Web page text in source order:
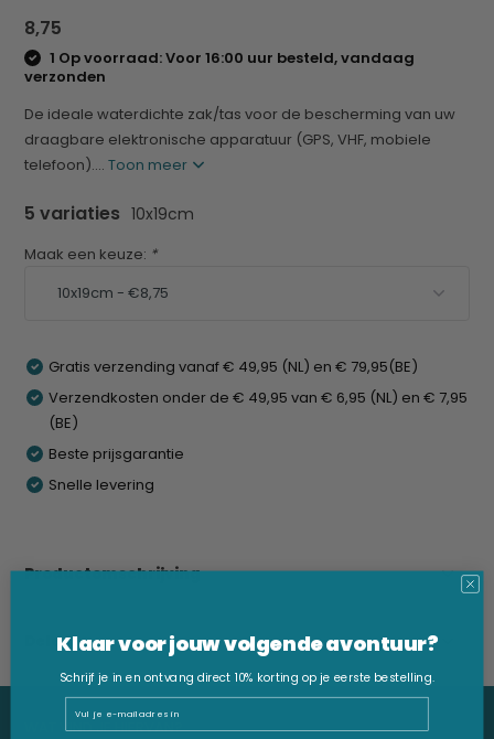
8,75
1 Op voorraad: Voor 16:00 uur besteld, vandaag
verzonden
De ideale waterdichte zak/tas voor de bescherming van uw
draagbare elektronische apparatuur (GPS, VHF, mobiele
telefoon)....Toon meer
5 variaties 10x19cm
Maak een keuze: *
Gratis verzending vanaf € 49,95 (NL) en € 79,95(BE)
Verzendkosten onder de € 49,95 van € 6,95 (NL) en € 7,95
(BE)
Beste prijsgarantie
Snelle levering
Productomschrijving
Delen
WAT VIND JE HIERVAN?
Klaar voor jouw volgende avontuur?
Schrijf je in en ontvang direct 10% korting op je eerste bestelling.